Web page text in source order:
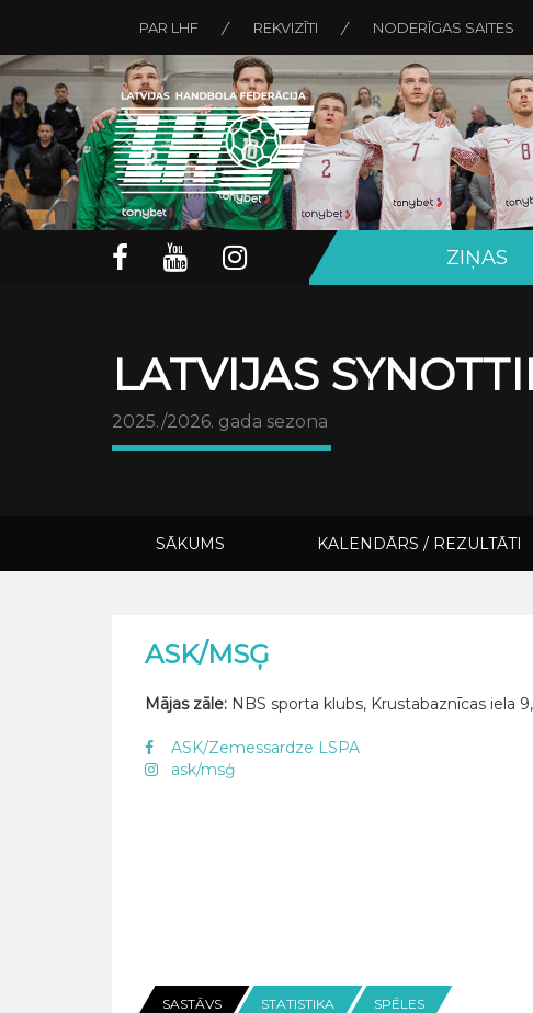
PAR LHF REKVIZĪTI NODERĪGAS SAITES
ZIŅAS
LATVIJAS
2025./2026. gada sezona
SĀKUMS KALENDĀRS / REZULTĀTI
ASK/MSĢ
Mājas zāle: NBS sporta klubs, Krustabaznīcas iela
ASK/Zemessardze LSPA
ask/msģ
SASTĀVS STATISTIKA SPĒLES